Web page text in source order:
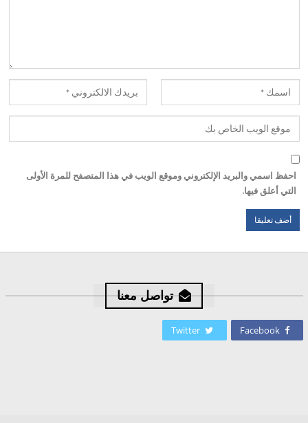
احفظ اسمي والبريد الإلكتروني وموقع الويب في هذا المتصفح للمرة الأولى
التي أعلق فيها.
تواصل معنا
Facebook
Twitter